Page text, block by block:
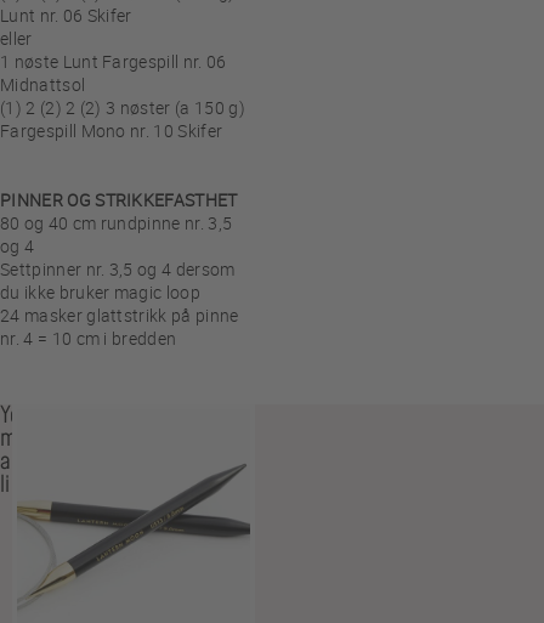
Lunt nr. 06 Skifer
eller
1 nøste Lunt Fargespill nr. 06
Midnattsol
(1) 2 (2) 2 (2) 3 nøster (a 150 g)
Fargespill Mono nr. 10 Skifer
PINNER OG STRIKKEFASTHET
80 og 40 cm rundpinne nr. 3,5
og 4
Settpinner nr. 3,5 og 4 dersom
du ikke bruker magic loop
24 masker glattstrikk på pinne
nr. 4 = 10 cm i bredden
You
may
also
like…